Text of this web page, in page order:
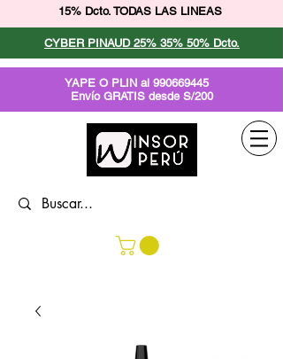
15% Dcto. TODAS LAS LINEAS
CYBER PINAUD 25% 35% 50% Dcto.
YAPE O PLIN al 990669445
Envío GRATIS desde S/200